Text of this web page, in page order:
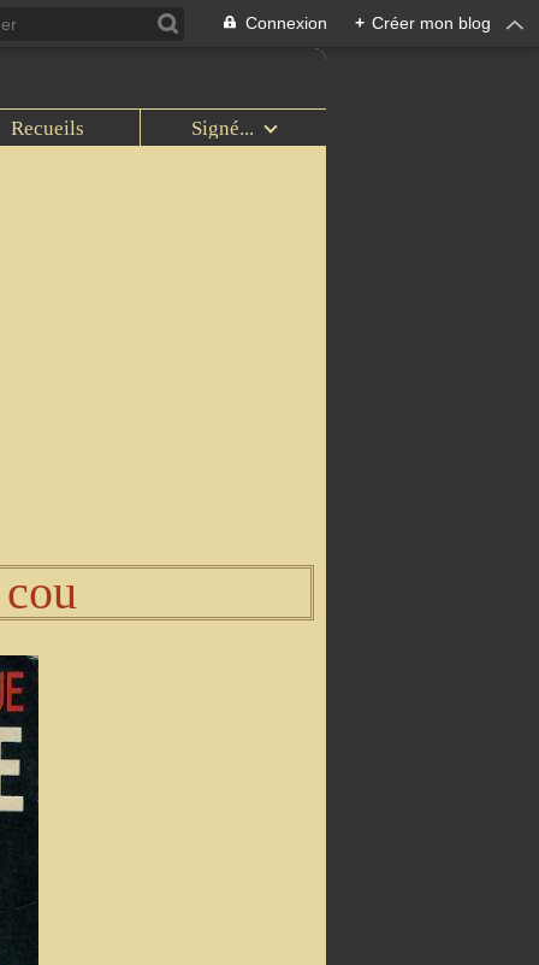
Connexion + Créer mon blog
Recueils Signé...